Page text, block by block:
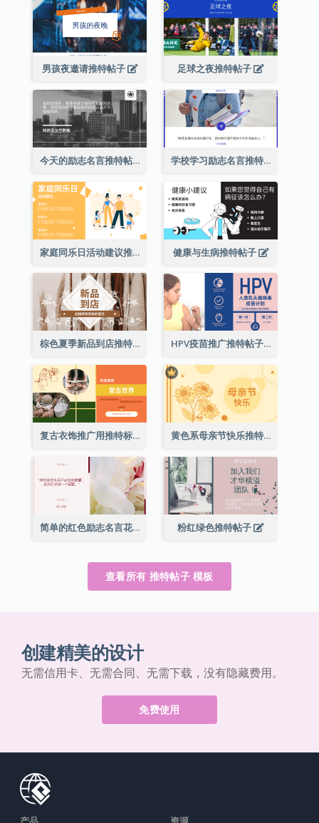
男孩夜邀请推特帖子 足球之夜推特帖子
今天的励志名言推特帖子2 学校学习励志名言推特帖子
家庭同乐日活动建议推特帖子 健康与生病推特帖子
棕色夏季新品到店推特帖子 HPV疫苗推广推特帖子
复古衣饰推广用推特标题 黄色系母亲节快乐推特帖子
简单的红色励志名言花卉推特帖子 粉红绿色推特帖子
查看所有 推特帖子 模板
创建精美的设计
无需信用卡、无需合同、无需下载，没有隐藏费用。
免费使用